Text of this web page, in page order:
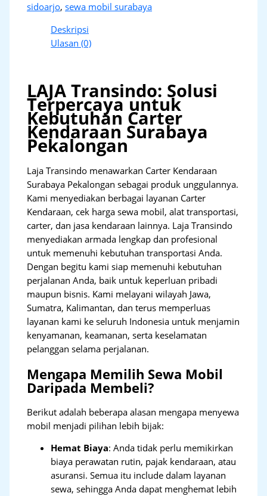
sidoarjo,sewa mobil surabaya
Deskripsi
Ulasan (0)
LAJA Transindo: Solusi
Terpercaya untuk
Kebutuhan Carter
Kendaraan Surabaya
Pekalongan
Laja Transindo menawarkan Carter Kendaraan
Surabaya Pekalongan sebagai produk unggulannya.
Kami menyediakan berbagai layanan Carter
Kendaraan, cek harga sewa mobil, alat transportasi,
carter, dan jasa kendaraan lainnya. Laja Transindo
menyediakan armada lengkap dan profesional
untuk memenuhi kebutuhan transportasi Anda.
Dengan begitu kami siap memenuhi kebutuhan
perjalanan Anda, baik untuk keperluan pribadi
maupun bisnis. Kami melayani wilayah Jawa,
Sumatra, Kalimantan, dan terus memperluas
layanan kami ke seluruh Indonesia untuk menjamin
kenyamanan, keamanan, serta keselamatan
pelanggan selama perjalanan.
Mengapa Memilih Sewa Mobil
Daripada Membeli?
Berikut adalah beberapa alasan mengapa menyewa
mobil menjadi pilihan lebih bijak:
Hemat Biaya: Anda tidak perlu memikirkan
biaya perawatan rutin, pajak kendaraan, atau
asuransi. Semua itu include dalam layanan
sewa, sehingga Anda dapat menghemat lebih